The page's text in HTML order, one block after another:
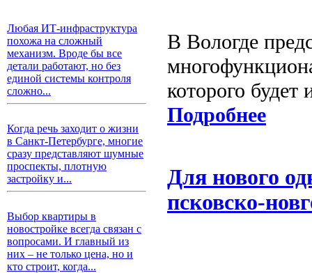
Любая ИТ-инфраструктура
похожа на сложный
механизм. Вроде бы все
детали работают, но без
единой системы контроля
сложно...
Когда речь заходит о жизни
в Санкт-Петербурге, многие
сразу представляют шумные
проспекты, плотную
застройку и...
Выбор квартиры в
новостройке всегда связан с
вопросами. И главный из
них – не только цена, но и
кто строит, когда...
В Вологде
которого будет
Подробнее
Для нового
псковско-